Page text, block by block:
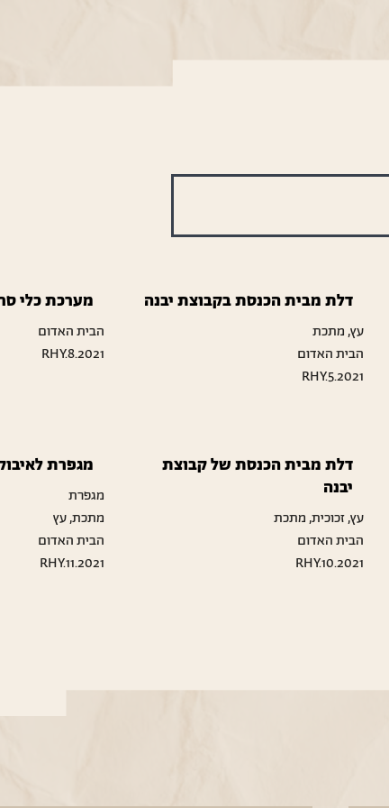
דלת מבית הכנסת בקבוצת יבנה
עץ, מתכת
הבית האדום
RHY.5.2021
מערכת כלי
הבית האדום
RHY.8.2021
דלת מבית הכנסת של קבוצת
יבנה
עץ, זכוכית, מתכת
הבית האדום
RHY.10.2021
מגפרת
מגפרת
מתכת, עץ
הבית האדום
RHY.11.2021